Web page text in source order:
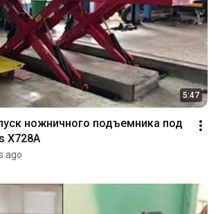
5:47
ножничного подъемника под
X728A
ago